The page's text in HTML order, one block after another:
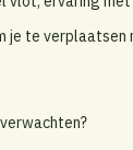
je te verplaatsen